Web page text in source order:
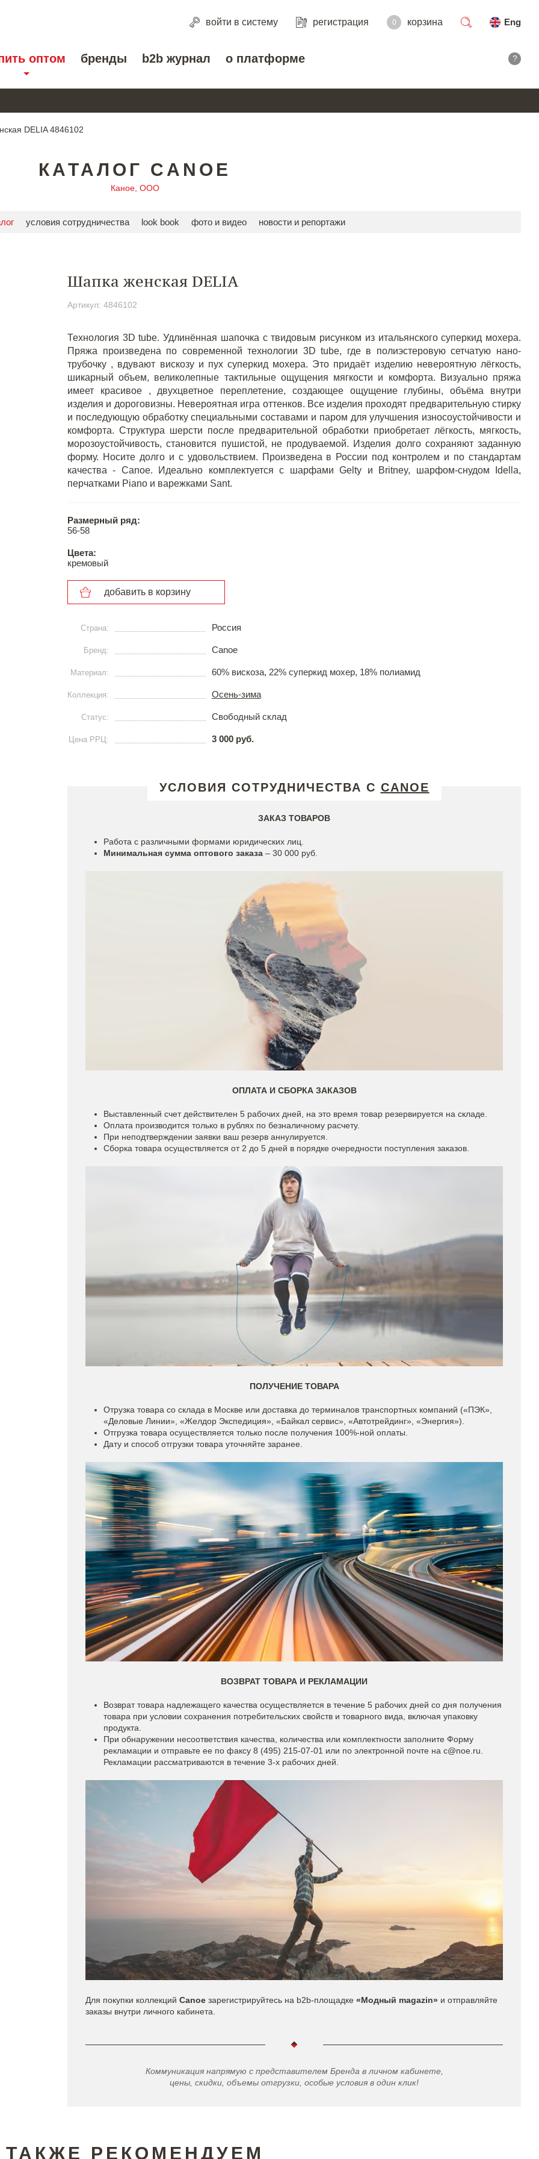
войти в систему регистрация 0 корзина
Eng
оптом бренды b2b журнал о платформе ?
DELIA 4846102
КАТАЛОГ CANOE
Каное, ООО
условия сотрудничества look book фото и видео новости и репортажи
Шапка женская DELIA
Артикул: 4846102
Технология 3D tube. Удлинённая шапочка с твидовым рисунком из итальянского суперкид мохера.
Пряжа произведена по современной технологии 3D tube, где в полиэстеровую сетчатую нано-
трубочку , вдувают вискозу и пух суперкид мохера. Это придаёт изделию невероятную лёгкость,
шикарный объем, великолепные тактильные ощущения мягкости и комфорта. Визуально пряжа
имеет красивое , двухцветное переплетение, создающее ощущение глубины, объёма внутри
изделия и дороговизны. Невероятная игра оттенков. Все изделия проходят предварительную стирку
и последующую обработку специальными составами и паром для улучшения износоустойчивости и
комфорта. Структура шерсти после предварительной обработки приобретает лёгкость, мягкость,
морозоустойчивость, становится пушистой, не продуваемой. Изделия долго сохраняют заданную
форму. Носите долго и с удовольствием. Произведена в России под контролем и по стандартам
качества - Canoe. Идеально комплектуется с шарфами Gelty и Britney, шарфом-снудом Idella,
перчатками Piano и варежками Sant.
Размерный ряд:
56-58
Цвета:
кремовый
добавить в корзину
Страна: Россия
Бренд: Canoe
Материал: 60% вискоза, 22% суперкид мохер, 18% полиамид
Коллекция: Осень-зима
Статус: Свободный склад
Цена РРЦ: 3 000 руб.
УСЛОВИЯ СОТРУДНИЧЕСТВА С CANOE
ЗАКАЗ ТОВАРОВ
Работа с различными формами юридических лиц.
Минимальная сумма оптового заказа – 30 000 руб.
ОПЛАТА И СБОРКА ЗАКАЗОВ
Выставленный счет действителен 5 рабочих дней, на это время товар резервируется на складе.
Оплата производится только в рублях по безналичному расчету.
При неподтверждении заявки ваш резерв аннулируется.
Сборка товара осуществляется от 2 до 5 дней в порядке очередности поступления заказов.
ПОЛУЧЕНИЕ ТОВАРА
Отрузка товара со склада в Москве или доставка до терминалов транспортных компаний («ПЭК»,
«Деловые Линии», «Желдор Экспедиция», «Байкал сервис», «Автотрейдинг», «Энергия»).
Отгрузка товара осуществляется только после получения 100%-ной оплаты.
Дату и способ отгрузки товара уточняйте заранее.
ВОЗВРАТ ТОВАРА И РЕКЛАМАЦИИ
Возврат товара надлежащего качества осуществляется в течение 5 рабочих дней со дня получения
товара при условии сохранения потребительских свойств и товарного вида, включая упаковку
продукта.
При обнаружении несоответствия качества, количества или комплектности заполните Форму
рекламации и отправьте ее по факсу 8 (495) 215-07-01 или по электронной почте на c@noe.ru.
Рекламации рассматриваются в течение 3-х рабочих дней.
Для покупки коллекций Canoe зарегистрируйтесь на b2b-площадке «Модный magazin» и отправляйте
заказы внутри личного кабинета.
Коммуникация напрямую с представителем Бренда в личном кабинете,
цены, скидки, объемы отгрузки, особые условия в один клик!
ТАКЖЕ РЕКОМЕНДУЕМ